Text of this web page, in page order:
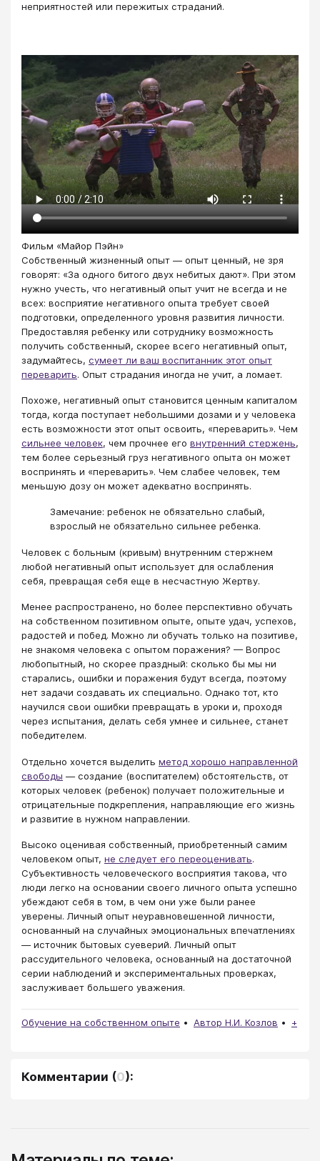
неприятностей или пережитых страданий.
Фильм «Майор Пэйн»
Собственный жизненный опыт — опыт ценный, не зря
говорят: «За одного битого двух небитых дают». При этом
нужно учесть, что негативный опыт учит не всегда и не
всех: восприятие негативного опыта требует своей
подготовки, определенного уровня развития личности.
Предоставляя ребенку или сотруднику возможность
получить собственный, скорее всего негативный опыт,
задумайтесь, сумеет ли ваш воспитанник этот опыт
переварить. Опыт страдания иногда не учит, а ломает.
Похоже, негативный опыт становится ценным капиталом
тогда, когда поступает небольшими дозами и у человека
есть возможности этот опыт освоить, «переварить». Чем
сильнее человек, чем прочнее его внутренний стержень,
тем более серьезный груз негативного опыта он может
воспринять и «переварить». Чем слабее человек, тем
меньшую дозу он может адекватно воспринять.
Замечание: ребенок не обязательно слабый,
взрослый не обязательно сильнее ребенка.
Человек с больным (кривым) внутренним стержнем
любой негативный опыт использует для ослабления
себя, превращая себя еще в несчастную Жертву.
Менее распространено, но более перспективно обучать
на собственном позитивном опыте, опыте удач, успехов,
радостей и побед. Можно ли обучать только на позитиве,
не знакомя человека с опытом поражения? — Вопрос
любопытный, но скорее праздный: сколько бы мы ни
старались, ошибки и поражения будут всегда, поэтому
нет задачи создавать их специально. Однако тот, кто
научился свои ошибки превращать в уроки и, проходя
через испытания, делать себя умнее и сильнее, станет
победителем.
Отдельно хочется выделить метод хорошо направленной
свободы — создание (воспитателем) обстоятельств, от
которых человек (ребенок) получает положительные и
отрицательные подкрепления, направляющие его жизнь
и развитие в нужном направлении.
Высоко оценивая собственный, приобретенный самим
человеком опыт, не следует его переоценивать.
Субъективность человеческого восприятия такова, что
люди легко на основании своего личного опыта успешно
убеждают себя в том, в чем они уже были ранее
уверены. Личный опыт неуравновешенной личности,
основанный на случайных эмоциональных впечатлениях
— источник бытовых суеверий. Личный опыт
рассудительного человека, основанный на достаточной
серии наблюдений и экспериментальных проверках,
заслуживает большего уважения.
Обучение на собственном опыте Автор Н.И. Козлов +
Комментарии (0):